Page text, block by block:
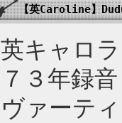
【英Caroline】
英キャロ
７３年録音
ヴァーテ